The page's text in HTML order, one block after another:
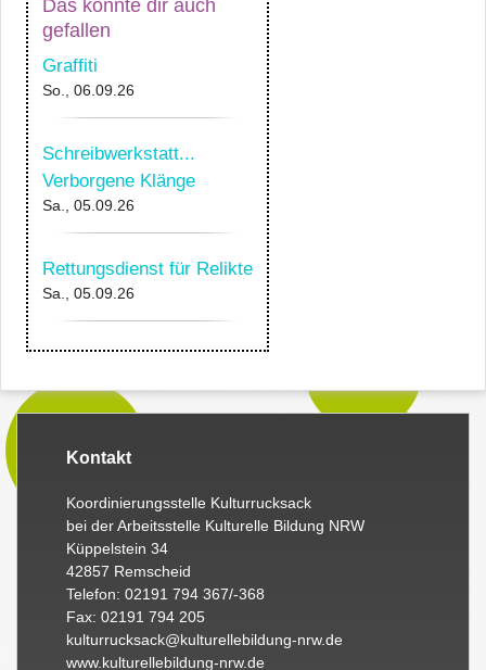
Das könnte dir auch
gefallen
Graffiti
So., 06.09.26
Schreibwerkstatt...
Verborgene Klänge
Sa., 05.09.26
Rettungsdienst für Relikte
Sa., 05.09.26
Kontakt
Koordinierungsstelle Kulturrucksack
bei der Arbeitsstelle Kulturelle Bildung NRW
Küppelstein 34
42857 Remscheid
Telefon: 02191 794 367/-368
Fax: 02191 794 205
kulturrucksack@kulturellebildung-nrw.de
www.kulturellebildung-nrw.de